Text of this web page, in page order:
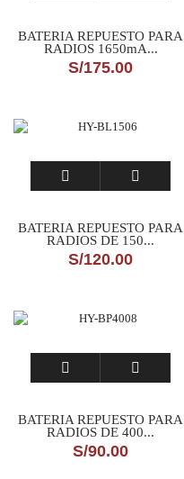
BATERIA REPUESTO PARA
RADIOS 1650mA...
S/175.00
BATERIA REPUESTO PARA
RADIOS DE 150...
S/120.00
BATERIA REPUESTO PARA
RADIOS DE 400...
S/90.00